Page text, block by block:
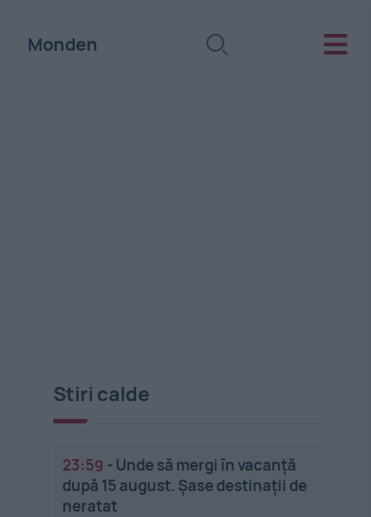
Monden
Stiri calde
23:59 - Unde să mergi în vacanță
după 15 august. Șase destinații de
neratat